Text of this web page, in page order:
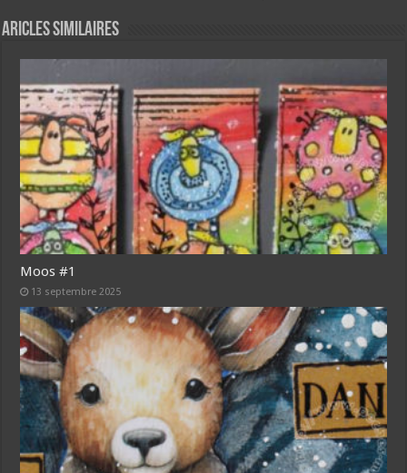
Aricles similaires
Moos #1
13 septembre 2025